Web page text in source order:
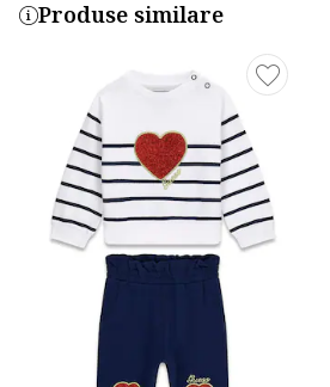
Produse similare